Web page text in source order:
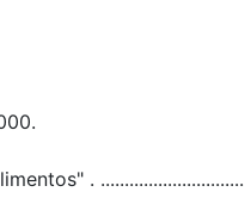
. ..............................